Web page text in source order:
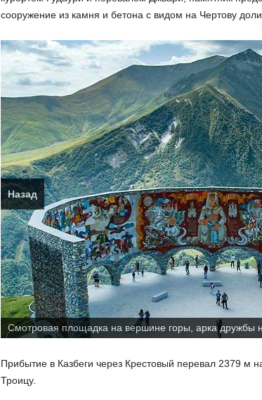
сооружение из камня и бетона с видом на Чертову
Смотровая площадка на вершине горы, арка дружбы
Назад
Прибытие в Казбеги через Крестовый перевал 2379 м
Троицу.